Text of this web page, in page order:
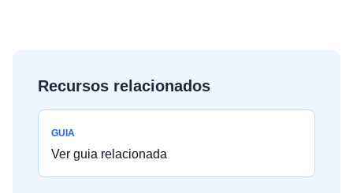
Recursos relacionados
GUIA
Ver guia relacionada